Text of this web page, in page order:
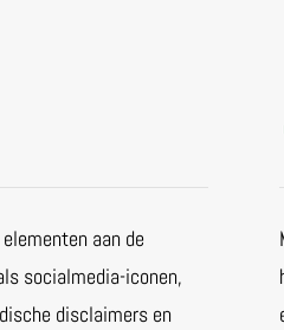
aan de
socialmedia-iconen,
disclaimers en